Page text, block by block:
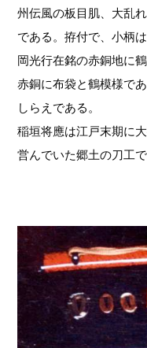
州伝風の板目肌、大乱
である。拵付で、小柄
岡光行在銘の赤銅地に
赤銅に布袋と鶴模様で
しらえである。
稲垣将應は江戸末期に
営んでいた郷土の刀工で